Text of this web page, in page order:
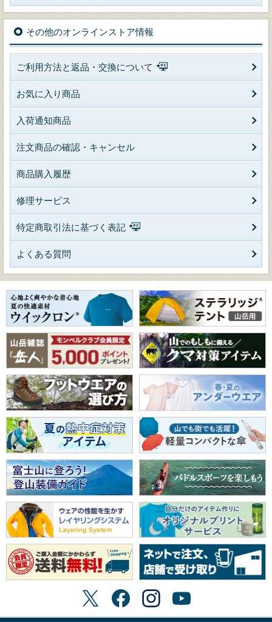
その他のオンラインストア情報
ご利用方法と返品・交換について
お気に入り商品
入荷通知商品
注文商品の確認・キャンセル
商品購入履歴
修理サービス
特定商取引法に基づく表記
よくある質問